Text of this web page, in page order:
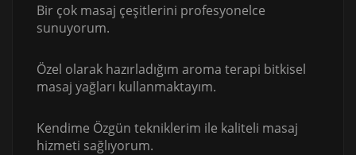
Bir çok masaj çeşitlerini profesyonelce
sunuyorum.
Özel olarak hazırladığım aroma terapi bitkisel
masaj yağları kullanmaktayım.
Kendime Özgün tekniklerim ile kaliteli masaj
hizmeti sağlıyorum.